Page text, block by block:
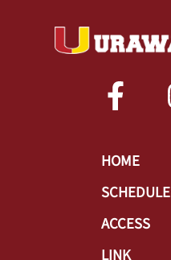
HOME
SCHEDULE
ACCESS
LINK